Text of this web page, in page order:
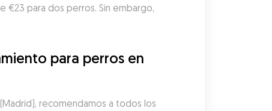
€23 para dos perros. Sin embargo,
para perros en
recomendamos a todos los